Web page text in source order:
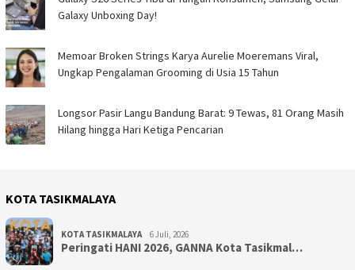
Galaxy Unboxing Day!
Memoar Broken Strings Karya Aurelie Moeremans Viral,
Ungkap Pengalaman Grooming di Usia 15 Tahun
Longsor Pasir Langu Bandung Barat: 9 Tewas, 81 Orang Masih
Hilang hingga Hari Ketiga Pencarian
KOTA TASIKMALAYA
KOTA TASIKMALAYA 6 Juli, 2026
Peringati HANI 2026, GANNA Kota Tasikmal…